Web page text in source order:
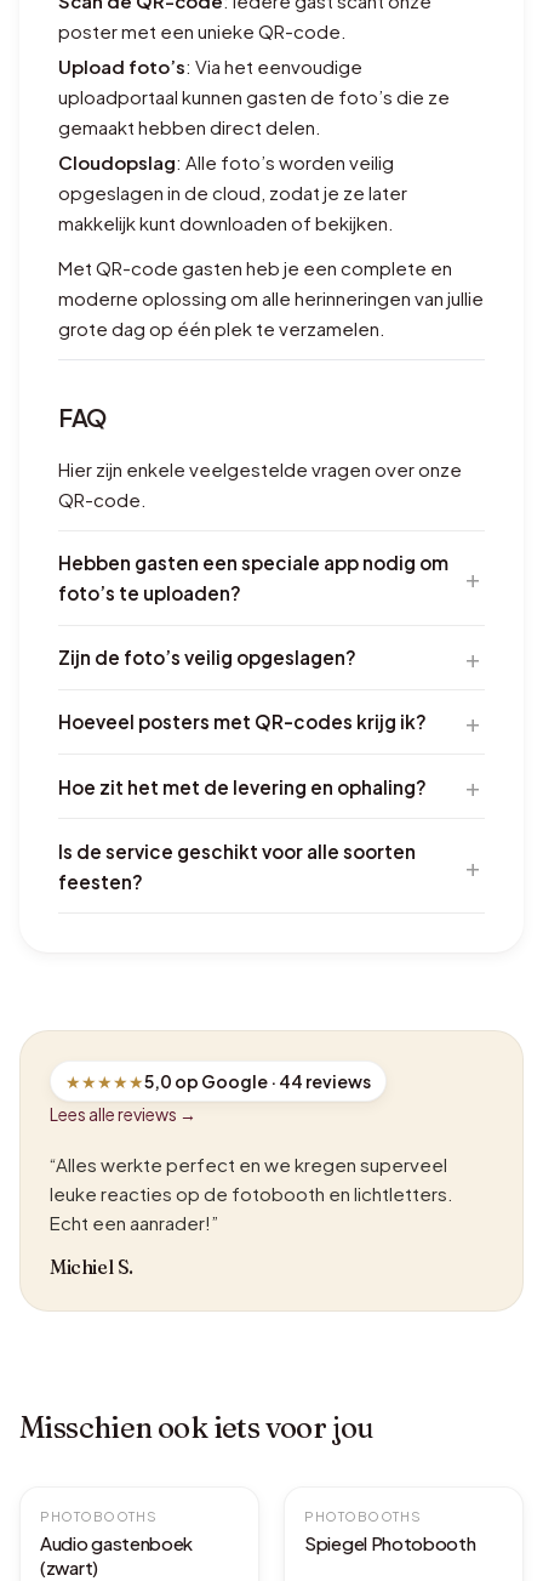
poster met een unieke QR-code.
Upload foto’s: Via het eenvoudige
uploadportaal kunnen gasten de foto’s die ze
gemaakt hebben direct delen.
Cloudopslag: Alle foto’s worden veilig
opgeslagen in de cloud, zodat je ze later
makkelijk kunt downloaden of bekijken.
Met QR-code gasten heb je een complete en
moderne oplossing om alle herinneringen van jullie
grote dag op één plek te verzamelen.
FAQ
Hier zijn enkele veelgestelde vragen over onze
QR-code.
Hebben gasten een speciale app nodig om
foto’s te uploaden?
Zijn de foto’s veilig opgeslagen?
Hoeveel posters met QR-codes krijg ik?
Hoe zit het met de levering en ophaling?
Is de service geschikt voor alle soorten
feesten?
★★★★★5,0 op Google · 44 reviews
Lees alle reviews →
“Alles werkte perfect en we kregen superveel
leuke reacties op de fotobooth en lichtletters.
Echt een aanrader!”
Michiel S.
Misschien ook iets voor jou
PHOTOBOOTHS
Audio gastenboek
(zwart)
MET LEVERING
PHOTOBOOTHS
Spiegel Photobooth